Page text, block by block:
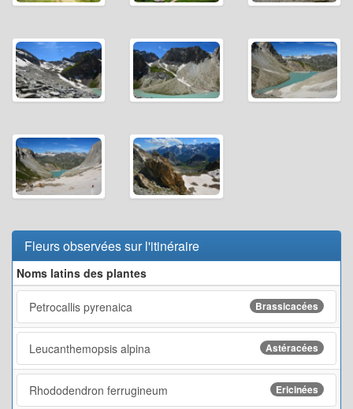
Fleurs observées sur l'itinéraire
Noms latins des plantes
Petrocallis pyrenaica Brassicacées
Leucanthemopsis alpina Astéracées
Rhododendron ferrugineum Ericinées